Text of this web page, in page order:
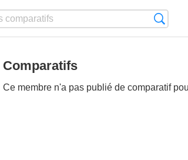
Comparatifs
Ce membre n'a pas publié de comparatif